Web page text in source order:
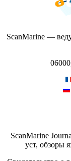
ScanMarine —
ScanMarine
уст, обзоры